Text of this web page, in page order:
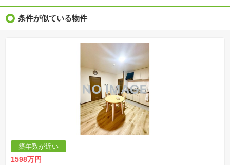
※価格更新：物件価格が変更された日から１週間表示されます。
※建築条件土地の情報内に掲載されている、建物プラン例は、土地購入者の設計プランの参考
の一例であって、プランの採用可否は任意です。
※土地（建築条件なし）で「建物プラン例」が表記してある時、そのプラン例は特定の建築請
負会社によるもので、当該建築請負会社以外で建てた場合、同様のものが同価格で建てられる
とは限りません。また建築請負会社を特定するものではありません。
※建築条件付き土地とは、その土地に建築する建物の建築請負契約が、一定期間内に成立する
ことを条件として売買される土地のことをいいます。建築請負契約成立に向けて設計プランを
協議するため、土地購入者が自己の希望する建物の設計協議をするために必要な相当の期間の
交渉期間が設定され、その期間内で希望を満たすプランが実現できたかどうかにより結論を出
します。なお、この期間は概ね3ヶ月程度とされています。納得のいくプランが出来ず、建築請
負契約が成立しない場合、土地売買契約は白紙に戻り、土地契約にかかった代金（土地代金、
手付金など）は名目のいかんに関わらず、全て返却されます。
※課税対象物件の「価格」や「費用等」は消費税込みの「総額表示」で統一しています。
※「本体価格」とは、課税対象物件においては「消費税を除いた建物価格」と「土地価格」の
合計額を指します。
表示されておりません。
条件が似ている物件
築年数が近い
1598万円